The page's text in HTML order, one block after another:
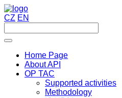
CZ EN
Home Page
About API
OP TAC
Supported activities
Methodology